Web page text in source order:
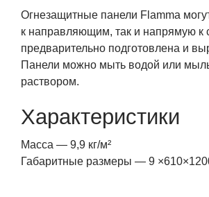
Огнезащитные панели Flamma
к направляющим, так и напрямую к
предварительно подготовлена и
Панели можно мыть водой или
раствором.
Характеристики
Масса — 9,9 кг/м²
Габаритные размеры — 9